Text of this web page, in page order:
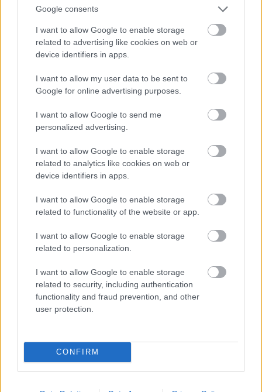
Google consents
I want to allow Google to enable storage
related to advertising like cookies on web or
device identifiers in apps.
I want to allow my user data to be sent to
Google for online advertising purposes.
I want to allow Google to send me
personalized advertising.
I want to allow Google to enable storage
related to analytics like cookies on web or
device identifiers in apps.
I want to allow Google to enable storage
related to functionality of the website or app.
I want to allow Google to enable storage
related to personalization.
I want to allow Google to enable storage
related to security, including authentication
functionality and fraud prevention, and other
user protection.
CONFIRM
legdrágábbja volt az amerikai foci vb -
gyorsmérleg
Mi lett Alain Delon vagyonával? Adóhatósági
HÍREK 2026. júl. 19.